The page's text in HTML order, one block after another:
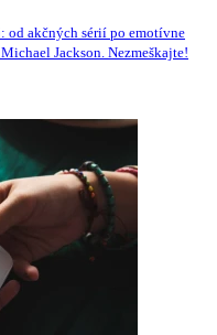
od akčných sérií po emotívne
Jackson. Nezmeškajte!